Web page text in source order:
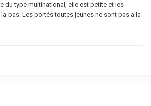
du type multinational, elle est petite et les
bas. Les portés toutes jeunes ne sont pas a la